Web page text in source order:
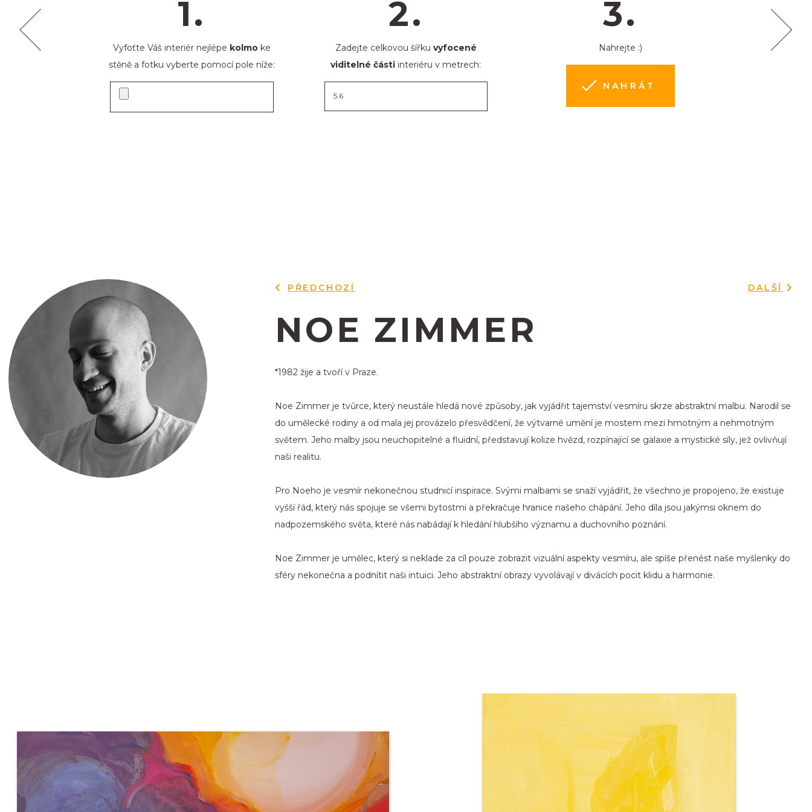
1.
Vyfoťte Váš interiér nejlépe kolmoke
stěně a fotku vyberte pomocí pole níže:
2.
Zadejte celkovou šířku vyfocené
viditelné části interiéru v metrech:
3.
Nahrejte :)
NAHRÁT
PŘEDCHOZÍ DALŠÍ
NOE ZIMMER
*1982 žije a tvoří v Praze.
Noe Zimmer je tvůrce, který neustále hledá nové způsoby, jak vyjádřit tajemství vesmíru skrze abstraktní malbu. Narodil se
do umělecké rodiny a od mala jej provázelo přesvědčení, že výtvarné umění je mostem mezi hmotným a nehmotným
světem. Jeho malby jsou neuchopitelné a fluidní, představují kolize hvězd, rozpínající se galaxie a mystické síly, jež ovlivňují
naši realitu.
Pro Noeho je vesmír nekonečnou studnicí inspirace. Svými malbami se snaží vyjádřit, že všechno je propojeno, že existuje
vyšší řád, který nás spojuje se všemi bytostmi a překračuje hranice našeho chápání. Jeho díla jsou jakýmsi oknem do
nadpozemského světa, které nás nabádají k hledání hlubšího významu a duchovního poznání.
Noe Zimmer je umělec, který si neklade za cíl pouze zobrazit vizuální aspekty vesmíru, ale spíše přenést naše myšlenky do
sféry nekonečna a podnítit naši intuici. Jeho abstraktní obrazy vyvolávají v divácích pocit klidu a harmonie.